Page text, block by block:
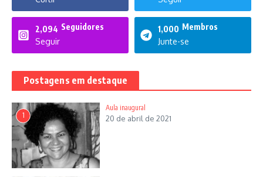
2,094 Seguidores
Seguir
1,000 Membros
Junte-se
Postagens em destaque
1
Aula inaugural
20 de abril de 2021